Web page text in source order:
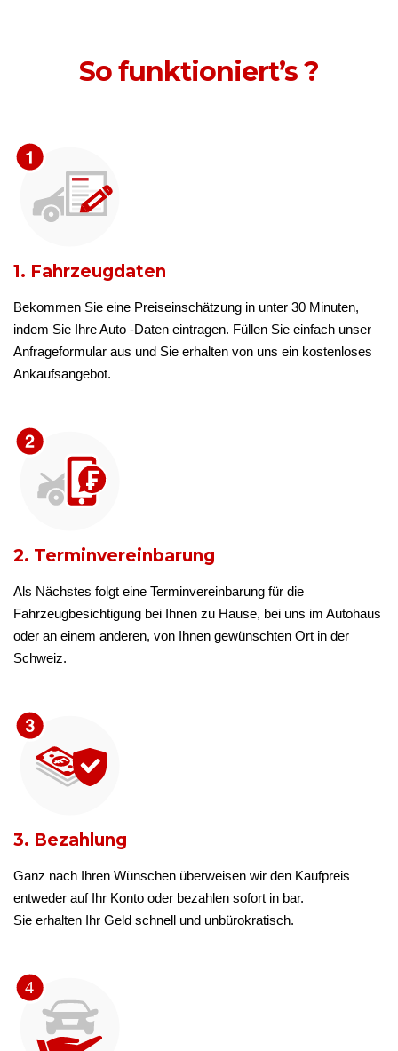
So funktioniert’s ?
1. Fahrzeugdaten
Bekommen Sie eine Preiseinschätzung in unter 30 Minuten,
indem Sie Ihre Auto -Daten eintragen. Füllen Sie einfach unser
Anfrageformular aus und Sie erhalten von uns ein kostenloses
Ankaufsangebot.
2. Terminvereinbarung
Als Nächstes folgt eine Terminvereinbarung für die
Fahrzeugbesichtigung bei Ihnen zu Hause, bei uns im Autohaus
oder an einem anderen, von Ihnen gewünschten Ort in der
Schweiz.
3. Bezahlung
Ganz nach Ihren Wünschen überweisen wir den Kaufpreis
entweder auf Ihr Konto oder bezahlen sofort in bar.
Sie erhalten Ihr Geld schnell und unbürokratisch.